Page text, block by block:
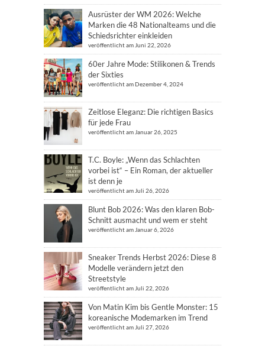
Ausrüster der WM 2026: Welche
Marken die 48 Nationalteams und die
Schiedsrichter einkleiden
veröffentlicht am Juni 22, 2026
60er Jahre Mode: Stilikonen & Trends
der Sixties
veröffentlicht am Dezember 4, 2024
Zeitlose Eleganz: Die richtigen Basics
für jede Frau
veröffentlicht am Januar 26, 2025
T.C. Boyle: „Wenn das Schlachten
vorbei ist“ – Ein Roman, der aktueller
ist denn je
veröffentlicht am Juli 26, 2026
Blunt Bob 2026: Was den klaren Bob-
Schnitt ausmacht und wem er steht
veröffentlicht am Januar 6, 2026
Sneaker Trends Herbst 2026: Diese 8
Modelle verändern jetzt den
Streetstyle
veröffentlicht am Juli 22, 2026
Von Matin Kim bis Gentle Monster: 15
koreanische Modemarken im Trend
veröffentlicht am Juli 27, 2026